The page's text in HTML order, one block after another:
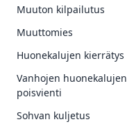
Muuton kilpailutus
Muuttomies
Huonekalujen kierrätys
Vanhojen huonekalujen
poisvienti
Sohvan kuljetus